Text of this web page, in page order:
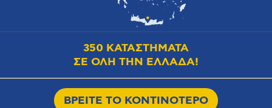
350 ΚΑΤΑΣΤΗΜΑΤΑ
ΣΕ ΟΛΗ ΤΗΝ ΕΛΛΑΔΑ!
ΒΡΕΙΤΕ ΤΟ ΚΟΝΤΙΝΟΤΕΡΟ